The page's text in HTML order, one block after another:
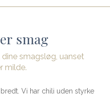
smag
dine smagsløg, uanset
milde.
Vi har chili uden styrke